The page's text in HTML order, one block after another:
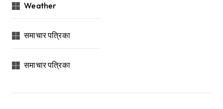
Weather
समाचार पत्रिका
समाचार पत्रिका